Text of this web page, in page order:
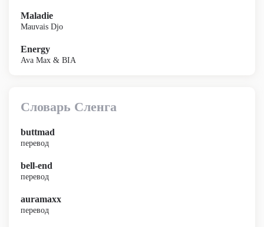
Maladie
Mauvais Djo
Energy
Ava Max & BIA
Словарь Сленга
buttmad
перевод
bell-end
перевод
auramaxx
перевод